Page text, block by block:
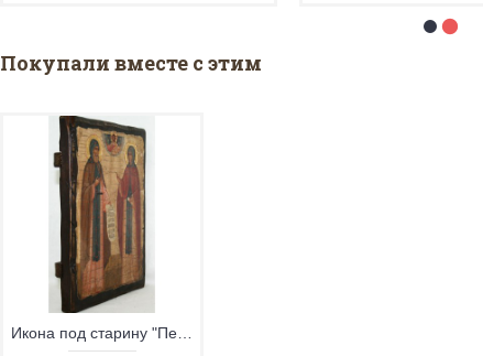
Покупали вместе с этим
Икона под старину "Петр и Феврония Муромские" большая